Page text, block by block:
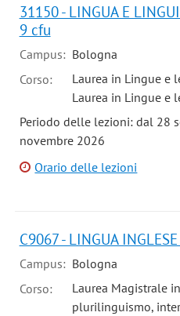
31150 - LINGUA E
9 cfu
Campus: Bologna
Corso:
Laurea in Lingue e
Laurea in Lingue e
Periodo delle lezioni: dal 28
novembre 2026
Orario delle lezioni
C9067 - LINGUA
Campus: Bologna
Corso:
Laurea Magistrale
plurilinguismo,